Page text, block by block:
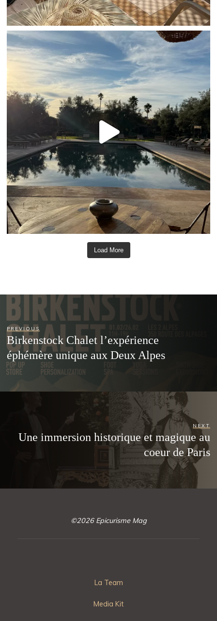
Load More
PREVIOUS
Birkenstock Chalet l’expérience
éphémère unique aux Deux Alpes
NEXT
Une immersion historique et magique au
coeur de Paris
©2026 Epicurisme Mag
La Team
Media Kit